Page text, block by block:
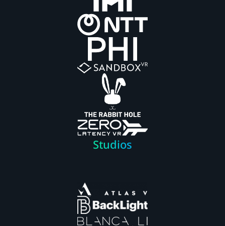
Studios